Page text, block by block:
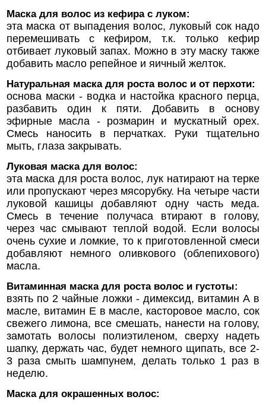
Маска для волос из кефира с луком:
эта маска от выпадения волос, луковый сок надо
перемешивать с кефиром, т.к. только кефир
отбивает луковый запах. Можно в эту маску также
добавить масло репейное и яичный желток.
Натуральная маска для роста волос и от перхоти:
основа маски - водка и настойка красного перца,
разбавить один к пяти. Добавить в основу
эфирные масла - розмарин и мускатный орех.
Смесь наносить в перчатках. Руки тщательно
мыть, глаза закрывать.
Луковая маска для волос:
эта маска для роста волос, лук натирают на терке
или пропускают через мясорубку. На четыре части
луковой кашицы добавляют одну часть меда.
Смесь в течение получаса втирают в голову,
через час смывают теплой водой. Если волосы
очень сухие и ломкие, то к приготовленной смеси
добавляют немного оливкового (облепихового)
масла.
Витаминная маска для роста волос и густоты:
взять по 2 чайные ложки - димексид, витамин А в
масле, витамин Е в масле, касторовое масло, сок
свежего лимона, все смешать, нанести на голову,
замотать волосы полиэтиленом, сверху надеть
шапку, держать час, будет немного щипать, все 2-
3 раза смыть шампунем, делать только 1 раз в
неделю.
Маска для окрашенных волос: